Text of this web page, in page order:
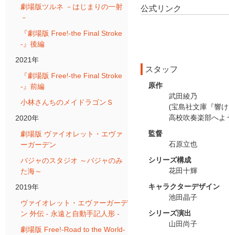
劇場版ツルネ －はじまりの一射
－
『劇場版 Free!-the Final Stroke
-』後編
2021年
『劇場版 Free!-the Final Stroke
-』前編
小林さんちのメイドラゴンＳ
2020年
劇場版 ヴァイオレット・エヴァ
ーガーデン
バジャのスタジオ ～バジャのみ
た海～
2019年
ヴァイオレット・エヴァーガーデ
ン 外伝 - 永遠と自動手記人形 -
劇場版 Free!-Road to the World-
公式リンク
スタッフ
原作
武田綾乃
(宝島社文庫『響
高校吹奏楽部へよ
監督
石原立也
シリーズ構成
花田十輝
キャラクターデザイン
池田晶子
シリーズ演出
山田尚子